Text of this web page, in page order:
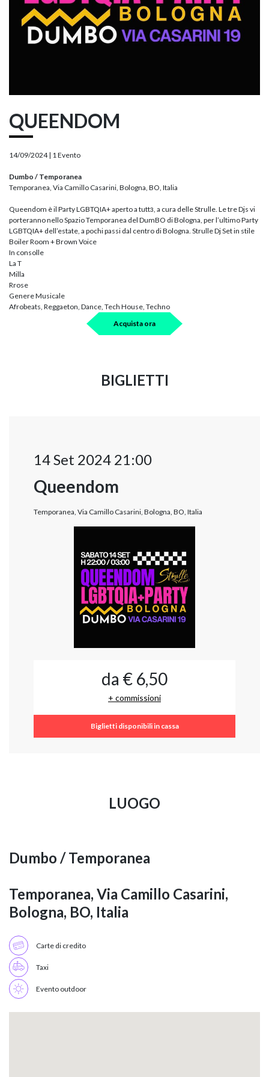
QUEENDOM
14/09/2024 | 1 Evento
Dumbo / Temporanea
Temporanea, Via Camillo Casarini, Bologna, BO, Italia
Queendom è il Party LGBTQIA+ aperto a tuttɜ, a cura delle Strulle. Le tre Djs vi
porteranno nello Spazio Temporanea del DumBO di Bologna, per l’ultimo Party
LGBTQIA+ dell’estate, a pochi passi dal centro di Bologna. Strulle Dj Set in stile
Boiler Room + Brown Voice
In consolle
La T
Milla
Rrose
Genere Musicale
Afrobeats, Reggaeton, Dance, Tech House, Techno
Acquista ora
BIGLIETTI
14 Set 2024 21:00
Queendom
Temporanea, Via Camillo Casarini, Bologna, BO, Italia
da € 6,50
+ commissioni
Biglietti disponibili in cassa
LUOGO
Dumbo / Temporanea
Temporanea, Via Camillo Casarini,
Bologna, BO, Italia
Carte di credito
Taxi
Evento outdoor